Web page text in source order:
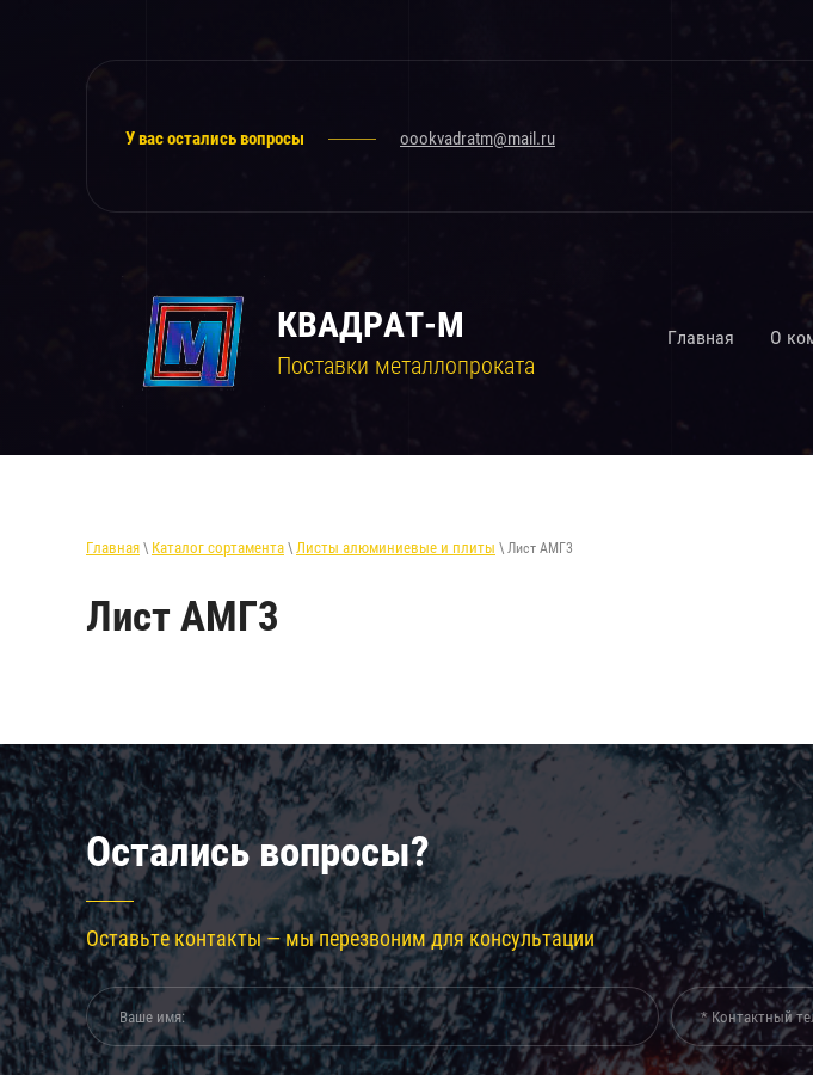
У вас остались вопросы oookvadratm@mail.ru
КВАДРАТ-М
Поставки металлопроката
Главная О
Главная \ Каталог сортамента \ Листы алюминиевые и плиты \ Лист АМГ3
Лист АМГ3
Остались вопросы?
Оставьте контакты — мы перезвоним для консультации